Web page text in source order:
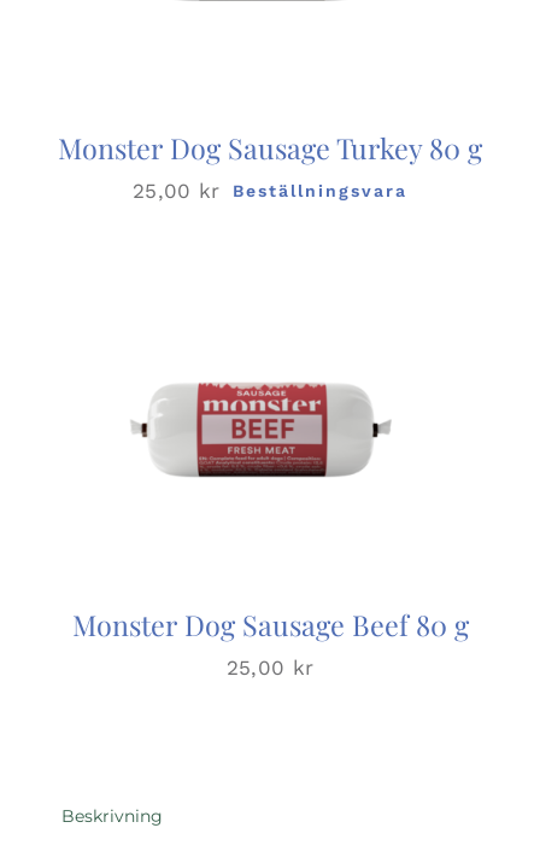
Monster Dog Sausage Turkey 80 g
25,00 kr Beställningsvara
Monster Dog Sausage Beef 80 g
25,00 kr
Beskrivning